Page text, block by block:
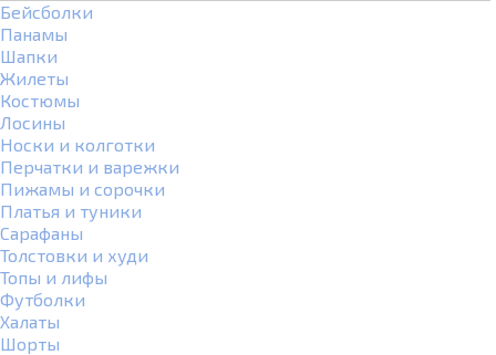
Бейсболки
Панамы
Шапки
Жилеты
Костюмы
Лосины
Носки и колготки
Перчатки и варежки
Пижамы и сорочки
Платья и туники
Сарафаны
Толстовки и худи
Топы и лифы
Футболки
Халаты
Шорты